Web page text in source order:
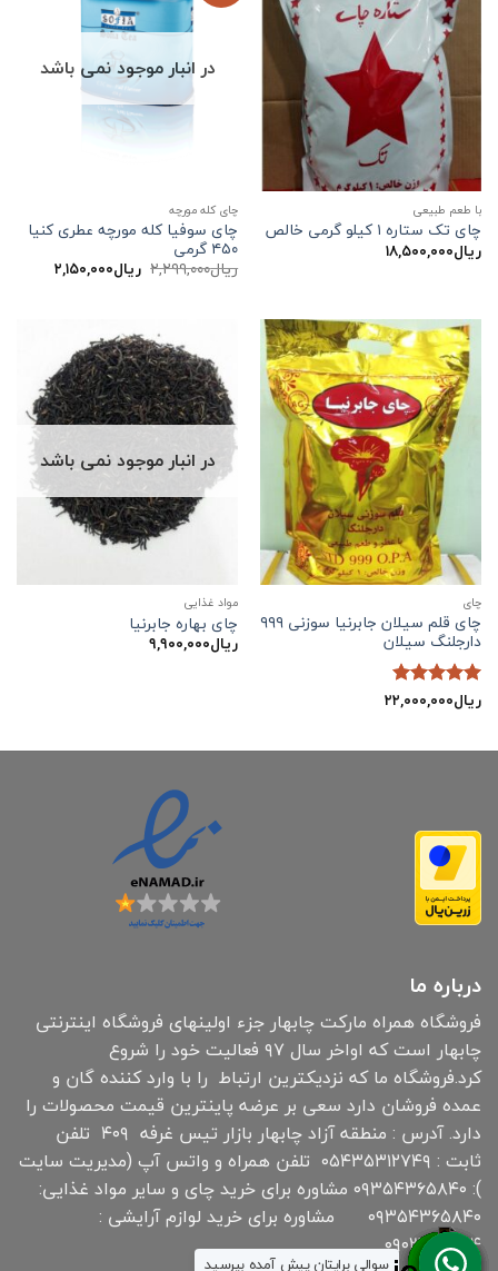
با طعم طبیعی
چای تک ستاره ۱ کیلو گرمی خالص
ریال۱۸,۵۰۰,۰۰۰
در انبار موجود نمی باشد
چای کله مورچه
چای سوفیا کله مورچه عطری کنیا
۴۵۰ گرمی
ریال۲,۲۹۹,۰۰۰ قیمت
اصلی:
ریال۲,۱۵۰,۰۰۰قیمت
فعلی:
چاي
چای قلم سیلان جابرنیا سوزنی ۹۹۹
دارجلنگ سیلان
نمره5 از
ریال۲۲,۰۰۰,۰۰۰
در انبار موجود نمی باشد
مواد غذایی
چای بهاره جابرنیا
ریال۹,۹۰۰,۰۰۰
درباره ما
فروشگاه همراه مارکت چابهار جزء اولینهای فروشگاه اینترنتی
چابهار است که اواخر سال ۹۷ فعالیت خود را شروع
کرد.فروشگاه ما که نزدیکترین ارتباط را با وارد کننده گان و
عمده فروشان دارد سعی بر عرضه پاینترین قیمت محصولات را
دارد. آدرس : منطقه آزاد چابهار بازار تیس غرفه ۴۰۹ تلفن
ثابت : ۰۵۴۳۵۳۱۲۷۴۹ تلفن همراه و واتس آپ (مدیریت سایت
): ۰۹۳۵۴۳۶۵۸۴۰ مشاوره برای خرید چای و سایر مواد غذایی:
۰۹۳۵۴۳۶۵۸۴۰ مشاوره برای خرید لوازم آرایشی :
۰۹۰۳۰۱۹۱۸۳۴
سوالی برایتان پیش آمده بپرسید